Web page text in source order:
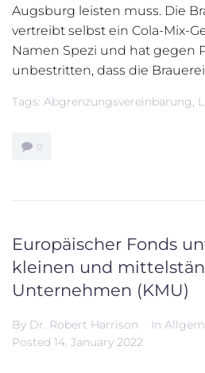
Augsburg leisten muss. Die
vertreibt selbst ein Cola-Mix-
Namen Spezi und hat gegen
unbestritten, dass die
Tags: Abgrenzungsvereinbarung,
0
Europäischer Fonds
kleinen und
Unternehmen (KMU)
By Dr. Robert Harrison In
Posted 14. January 2022